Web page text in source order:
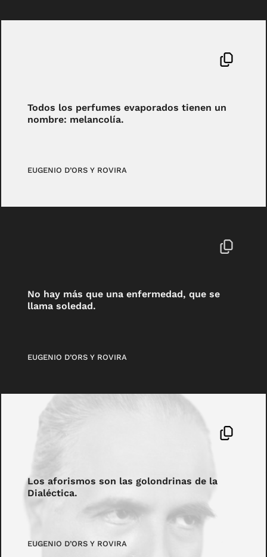
Todos los perfumes evaporados tienen un
nombre: melancolía.
EUGENIO D’ORS Y ROVIRA
No hay más que una enfermedad, que se
llama soledad.
EUGENIO D’ORS Y ROVIRA
Los aforismos son las golondrinas de la
Dialéctica.
EUGENIO D’ORS Y ROVIRA